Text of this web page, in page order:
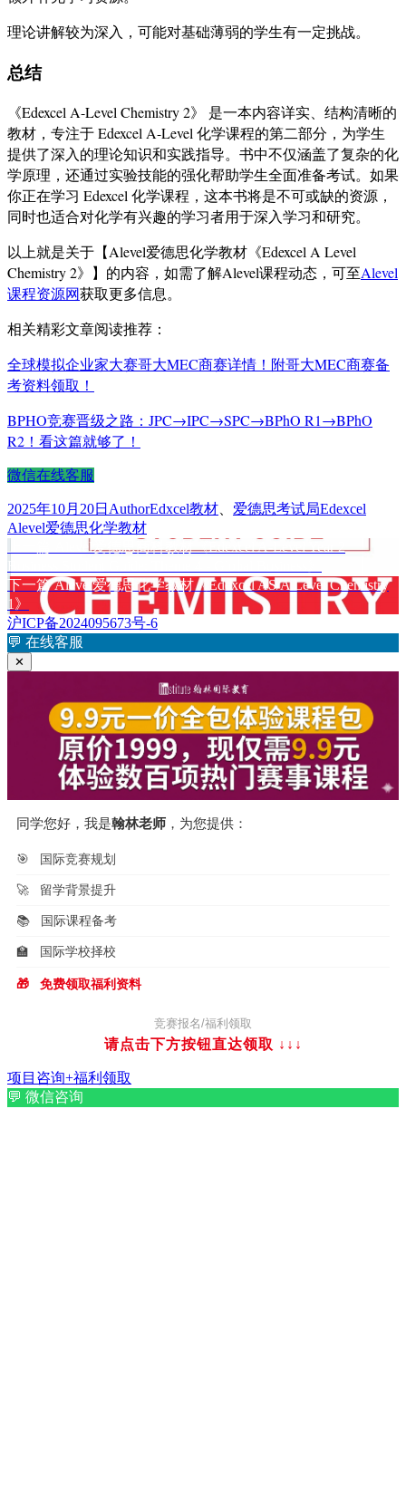
理论讲解较为深入，可能对基础薄弱的学生有一定挑战。
总结
《Edexcel A-Level Chemistry 2》 是一本内容详实、结构清晰的
教材，专注于 Edexcel A-Level 化学课程的第二部分，为学生
提供了深入的理论知识和实践指导。书中不仅涵盖了复杂的化
学原理，还通过实验技能的强化帮助学生全面准备考试。如果
你正在学习 Edexcel 化学课程，这本书将是不可或缺的资源，
同时也适合对化学有兴趣的学习者用于深入学习和研究。
以上就是关于【Alevel爱德思化学教材《Edexcel A Level
Chemistry 2》】的内容，如需了解Alevel课程动态，可至Alevel
课程资源网获取更多信息。
相关精彩文章阅读推荐：
全球模拟企业家大赛哥大MEC商赛详情！附哥大MEC商赛备
考资料领取！
BPHO竞赛晋级之路：JPC→IPC→SPC→BPhO R1→BPhO
R2！看这篇就够了！
微信在线客服
发
布
2025年10月20日 作
者
Author分
Edxcel教材 爱德思考试局Edexcel
Alevel爱德思化学教材
文
章
导
航
文
Alevel爱德思商科教材《Edexcel A-Level Year 2
Business Student Guide: Theme 4 - Global Business》
下一篇下
文
章：
Alevel爱德思化学教材《Edexcel AS/A Level Chemistry
1》
沪ICP备2024095673号-6
💬 在线客服
✕
同学您好，我是翰林老师 ，为您提供：
🎯 国际竞赛规划
🚀 留学背景提升
📚 国际课程备考
🏫 国际学校择校
🎁 免费领取福利资料
竞赛报名/福利领取
请点击下方按钮直达领取 ↓↓↓
项目咨询+福利领取
💬 微信咨询